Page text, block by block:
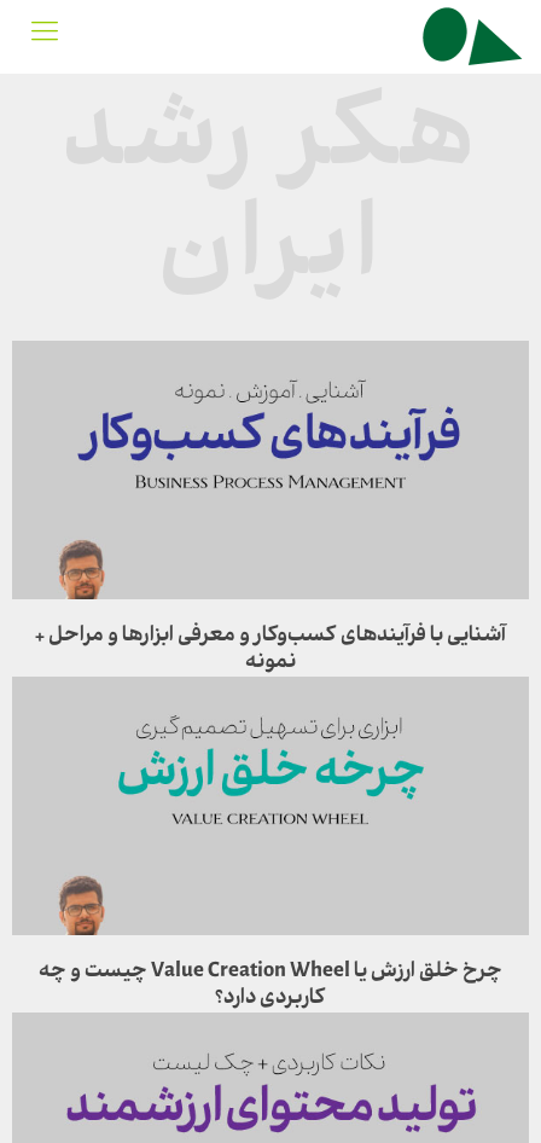
آشنایی با فرآیندهای کسب‌وکار و معرفی ابزارها و مراحل +
نمونه
چرخ خلق ارزش یا Value Creation Wheel چیست و چه
کاربردی دارد؟